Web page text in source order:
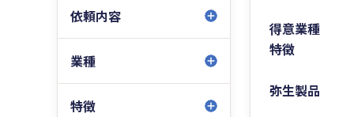
依頼内容
業種
特徴
得意業種
特徴
弥生製品